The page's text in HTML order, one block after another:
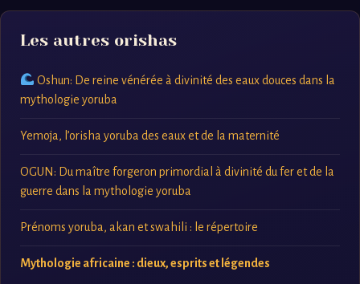
Les autres orishas
Oshun: De reine vénérée à divinité des eaux douces dans la
mythologie yoruba
Yemoja, l’orisha yoruba des eaux et de la maternité
OGUN: Du maître forgeron primordial à divinité du fer et de la
guerre dans la mythologie yoruba
Prénoms yoruba, akan et swahili : le répertoire
Mythologie africaine : dieux, esprits et légendes